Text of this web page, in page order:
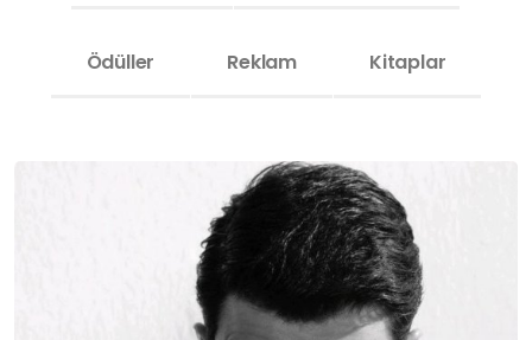
Ödüller Reklam Kitaplar